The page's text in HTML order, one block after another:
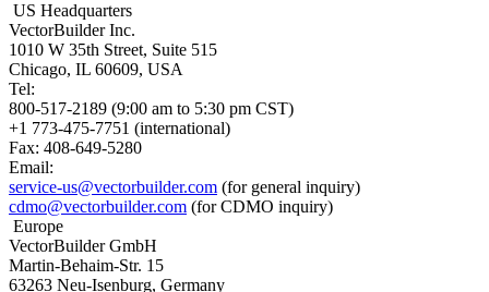
US Headquarters
VectorBuilder Inc.
1010 W 35th Street, Suite 515
Chicago, IL 60609, USA
Tel:
800-517-2189 (9:00 am to 5:30 pm CST)
+1 773-475-7751 (international)
Fax: 408-649-5280
Email:
service-us@vectorbuilder.com (for general inquiry)
cdmo@vectorbuilder.com (for CDMO inquiry)
Europe
VectorBuilder GmbH
Martin-Behaim-Str. 15
63263 Neu-Isenburg, Germany